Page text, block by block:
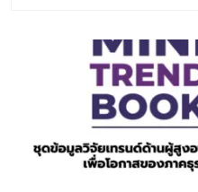
จึงร่วมกันจัดทำงานวิจัยชุด
เพื่อถอดรหัสและคาดการณ์
แห่งอนาคตที่จะส่งผลต่อการเ
ของภาคธุรกิจ โดยวิธีการวิจั
ออนไลน์จากกลุ่มผู้บริโภคจำ
เก็บข้อมูล 23 เมษายน – 3